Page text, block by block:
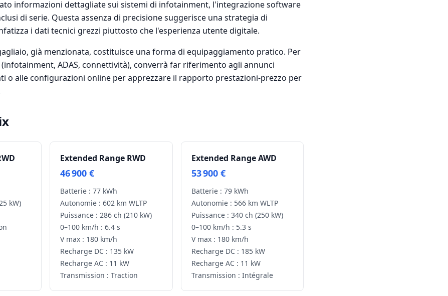
informazioni dettagliate sui sistemi di infotainment, l'integrazione software
di serie. Questa assenza di precisione suggerisce una strategia di
i dati tecnici grezzi piuttosto che l'esperienza utente digitale.
già menzionata, costituisce una forma di equipaggiamento pratico. Per
ADAS, connettività), converrà far riferimento agli annunci
o alle configurazioni online per apprezzare il rapporto prestazioni-prezzo per
kW)
Extended Range RWD
46 900 €
Batterie : 77 kWh
Autonomie : 602 km WLTP
Puissance : 286 ch(210 kW)
0–100 km/h : 6.4 s
V max : 180 km/h
Recharge DC : 135 kW
Recharge AC : 11 kW
Transmission : Traction
Extended Range AWD
53 900 €
Batterie : 79 kWh
Autonomie : 566 km WLTP
Puissance : 340 ch (250 kW)
0–100 km/h : 5.3 s
V max : 180 km/h
Recharge DC : 185 kW
Recharge AC : 11 kW
Transmission : Intégrale